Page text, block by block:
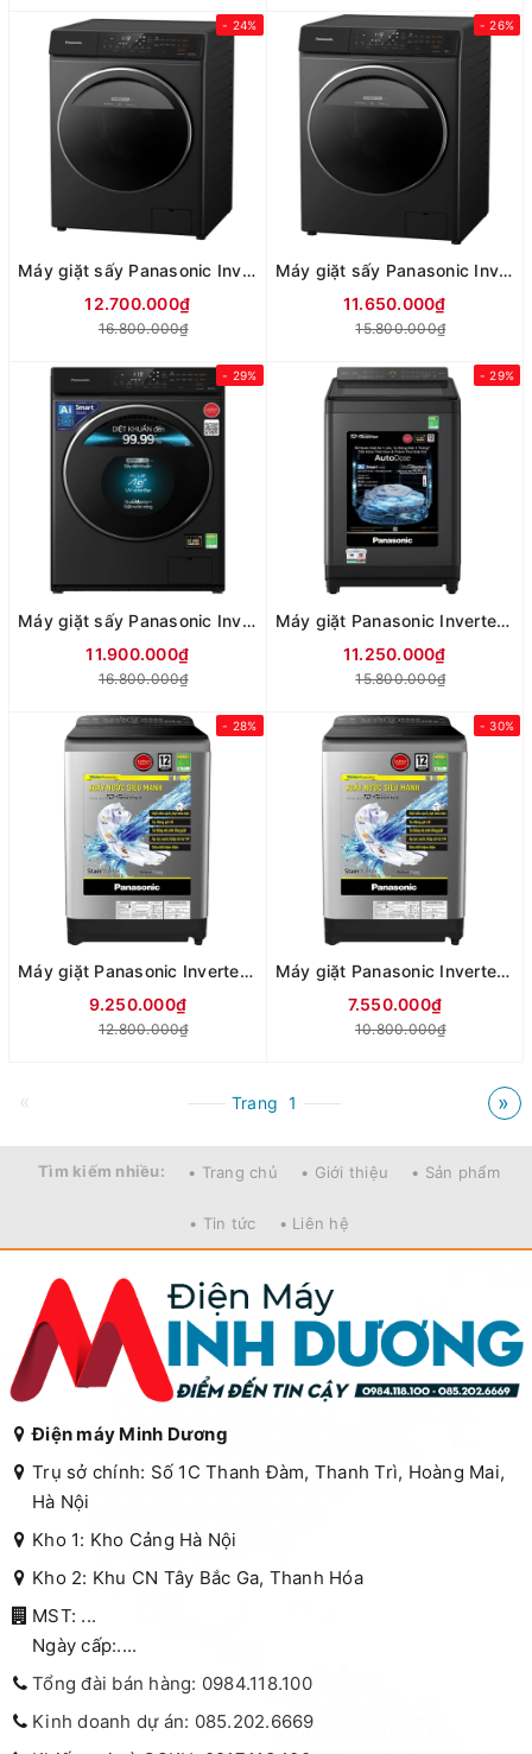
- 24%
Máy giặt sấy Panasonic Inverter lồng ngang giặt 10.5 kg/sấy 2 kg NA-V105FR1BV
12.700.000₫
16.800.000₫
- 26%
Máy giặt sấy Panasonic Inverter lồng ngang giặt 9 kg/sấy 2 kg NA-V90FR1BVT
11.650.000₫
15.800.000₫
- 29%
Máy giặt sấy Panasonic Inverter lồng ngang giặt 9.5 kg/Sấy 2 kg NA-V95FR1BVT
11.900.000₫
16.800.000₫
- 29%
Máy giặt Panasonic Inverter lồng đứng 11.5kg NA-FD115W3BV
11.250.000₫
15.800.000₫
- 28%
Máy giặt Panasonic Inverter lồng đứng 11.5 Kg NA-FD11AR1BV
9.250.000₫
12.800.000₫
- 30%
Máy giặt Panasonic Inverter lồng đứng 9.5 kg NA-FD95X1LRV
7.550.000₫
10.800.000₫
« Trang 1 »
Tìm kiếm nhiều: • Trang chủ • Giới thiệu • Sản phẩm
• Tin tức • Liên hệ
Điện máy Minh Dương
Trụ sở chính: Số 1C Thanh Đàm, Thanh Trì, Hoàng Mai,
Hà Nội
Kho 1: Kho Cảng Hà Nội
Kho 2: Khu CN Tây Bắc Ga, Thanh Hóa
MST: ...
Ngày cấp:....
Tổng đài bán hàng: 0984.118.100
Kinh doanh dự án: 085.202.6669